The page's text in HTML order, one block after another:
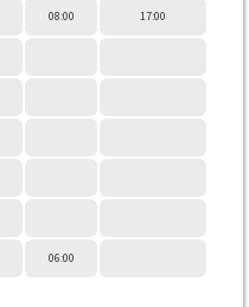
08:00 17:00
06:00